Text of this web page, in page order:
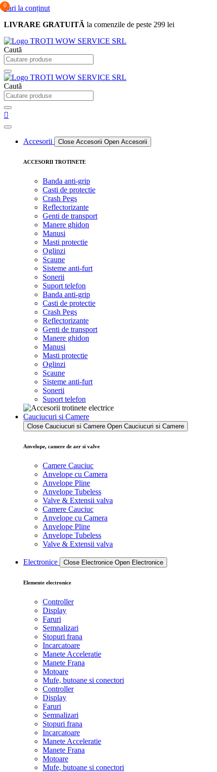
Sari la conținut
LIVRARE GRATUITĂ la comenzile de peste 299 lei
0
Caută
Caută
0
0
Accesorii Close Accesorii Open Accesorii
ACCESORII TROTINETE
Banda anti-grip
Casti de protectie
Crash Pegs
Reflectorizante
Genti de transport
Manere ghidon
Manusi
Masti protectie
Oglinzi
Scaune
Sisteme anti-furt
Sonerii
Suport telefon
Banda anti-grip
Casti de protectie
Crash Pegs
Reflectorizante
Genti de transport
Manere ghidon
Manusi
Masti protectie
Oglinzi
Scaune
Sisteme anti-furt
Sonerii
Suport telefon
Cauciucuri si Camere
Close Cauciucuri si Camere Open Cauciucuri si Camere
Anvelope, camere de aer si valve
Camere Cauciuc
Anvelope cu Camera
Anvelope Pline
Anvelope Tubeless
Valve & Extensii valva
Camere Cauciuc
Anvelope cu Camera
Anvelope Pline
Anvelope Tubeless
Valve & Extensii valva
Electronice Close Electronice Open Electronice
Elemente electronice
Controller
Display
Faruri
Semnalizari
Stopuri frana
Incarcatoare
Manete Acceleratie
Manete Frana
Motoare
Mufe, butoane si conectori
Controller
Display
Faruri
Semnalizari
Stopuri frana
Incarcatoare
Manete Acceleratie
Manete Frana
Motoare
Mufe, butoane si conectori